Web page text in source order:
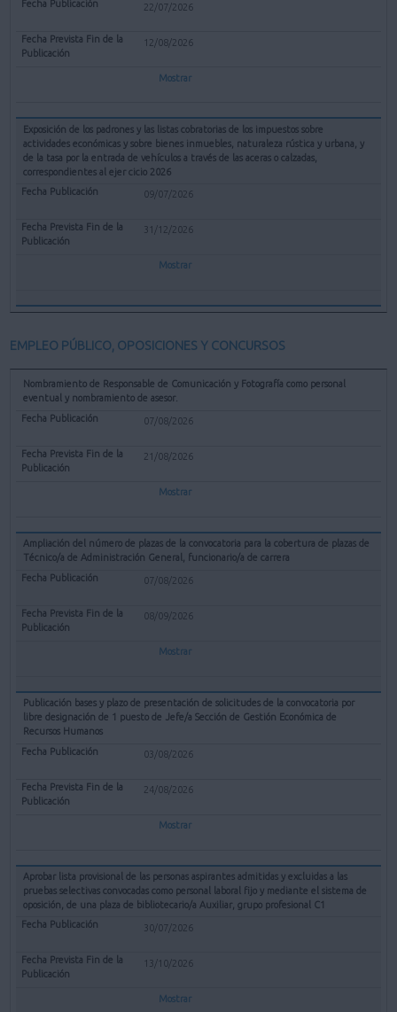
22/07/2026
12/08/2026
Mostrar
Exposición de los padrones y las listas cobratorias de los impuestos sobre
actividades económicas y sobre bienes inmuebles, naturaleza rústica y urbana, y
de la tasa por la entrada de vehículos a través de las aceras o calzadas,
correspondientes al ejer cicio 2026
09/07/2026
31/12/2026
Mostrar
EMPLEO PÚBLICO, OPOSICIONES Y CONCURSOS
Nombramiento de Responsable de Comunicación y Fotografía como personal
eventual y nombramiento de asesor.
07/08/2026
21/08/2026
Mostrar
Ampliación del número de plazas de la convocatoria para la cobertura de plazas de
Técnico/a de Administración General, funcionario/a de carrera
07/08/2026
08/09/2026
Mostrar
Publicación bases y plazo de presentación de solicitudes de la convocatoria por
libre designación de 1 puesto de Jefe/a Sección de Gestión Económica de
Recursos Humanos
03/08/2026
24/08/2026
Mostrar
Aprobar lista provisional de las personas aspirantes admitidas y excluidas a las
pruebas selectivas convocadas como personal laboral fijo y mediante el sistema de
oposición, de una plaza de bibliotecario/a Auxiliar, grupo profesional C1
30/07/2026
13/10/2026
Mostrar